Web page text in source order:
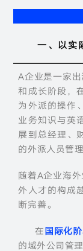
一、以实
A企业是一家
和成长阶段，
为外派的操作
业务知识与英
展到总经理、
的外派人员管
随着A企业海
外人才的构成
断完善。
在 国际化
的域外公司管